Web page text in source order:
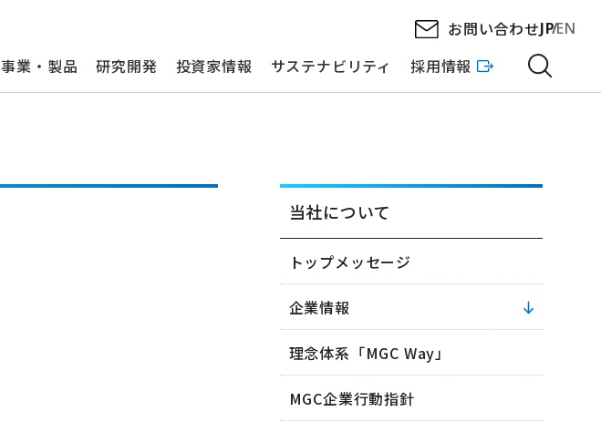
事業・製品 研究開発 投資家情報 サステナビリティ 採用情報
お問い合わせJPEN
当社について
トップメッセージ
企業情報
理念体系「MGC Way」
MGC企業行動指針